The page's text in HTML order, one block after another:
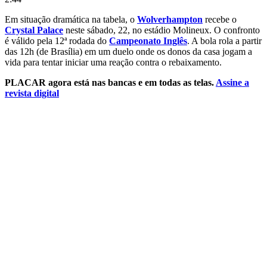
Em situação dramática na tabela, o Wolverhampton recebe o
Crystal Palace neste sábado, 22, no estádio Molineux. O confronto
é válido pela 12ª rodada do Campeonato Inglês. A bola rola a partir
das 12h (de Brasília) em um duelo onde os donos da casa jogam a
vida para tentar iniciar uma reação contra o rebaixamento.
PLACAR agora está nas bancas e em todas as telas. Assine a
revista digital